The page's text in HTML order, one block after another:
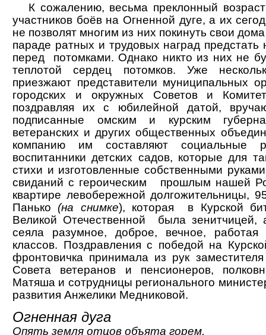
К сожалению, весьма преклонный
участников боёв на Огненной дуге, а их
не позволят многим из них покинуть свои
параде ратных и трудовых наград
перед потомками. Однако никто из них не
теплотой сердец потомков. Уже
приезжают представители муниципальных
городских и окружных Советов и
поздравляя их с юбилейной датой,
подписанные омским и курским
ветеранских и других общественных
компанию им составляют социальные
воспитанники детских садов, которые для
стихи и изготовленные собственными
свиданий с героическим прошлым нашей
квартире левобережной долгожительницы,
Панько(на снимке), которая в Курской
Великой Отечественной была
сеяла разумное, доброе, вечное, работая
классов. Поздравления с победой на
фронтовичка принимала из рук заместителя
Совета ветеранов и пенсионеров,
Матяша и сотрудницы регионального
развития Анжелики Медниковой.
Огненная дуга
Опять земля отцов объята горем,